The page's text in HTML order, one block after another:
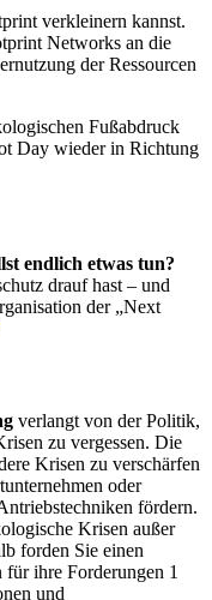
verkleinern kannst.
Networks an die
der Ressourcen
Fußabdruck
Day wieder in Richtung
endlich etwas tun?
drauf hast – und
der „Next
verlangt von der Politik,
zu vergessen. Die
Krisen zu verschärfen
oder
fördern.
Krisen außer
forden Sie einen
für ihre Forderungen 1
und